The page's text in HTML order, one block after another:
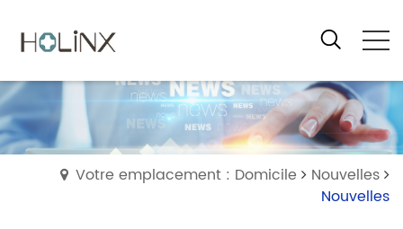
Votre emplacement : Domicile
Nouvelles
Nouvelles